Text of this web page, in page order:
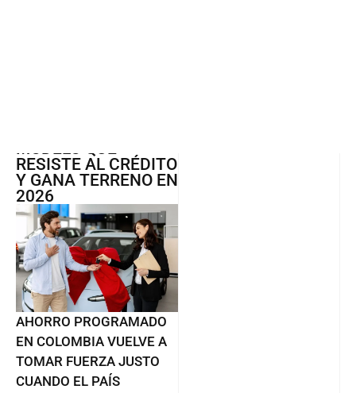
Y GANA TERRENO EN
2026
AHORRO PROGRAMADO
EN COLOMBIA VUELVE A
TOMAR FUERZA JUSTO
CUANDO EL PAÍS
REDESCUBRE EL VALOR